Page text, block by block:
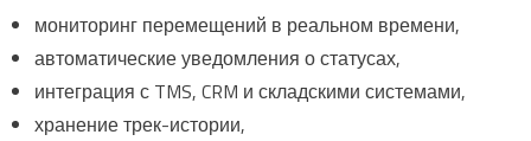
мониторинг перемещений в реальном времени,
автоматические уведомления о статусах,
интеграция с TMS, CRM и складскими системами,
хранение трек-истории,